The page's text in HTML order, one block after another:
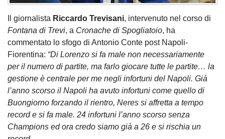
Il giornalista Riccardo Trevisani, intervenuto nel corso di
Fontana di Trevi, a Cronache di Spogliatoio, ha
commentato lo sfogo di Antonio Conte post Napoli-
Fiorentina: “Di Lorenzo si fa male non necessariamente
per il numero di partite, ma farlo giocare tutte le partite… la
gestione è centrale per me negli infortuni del Napoli. Già
l’anno scorso il Napoli ha avuto infortuni come quello di
Buongiorno forzando il rientro, Neres si affretta a tempo
record e si fa male. 24 infortuni l’anno scorso senza
Champions ed ora credo siamo già a 26 e si rischia un